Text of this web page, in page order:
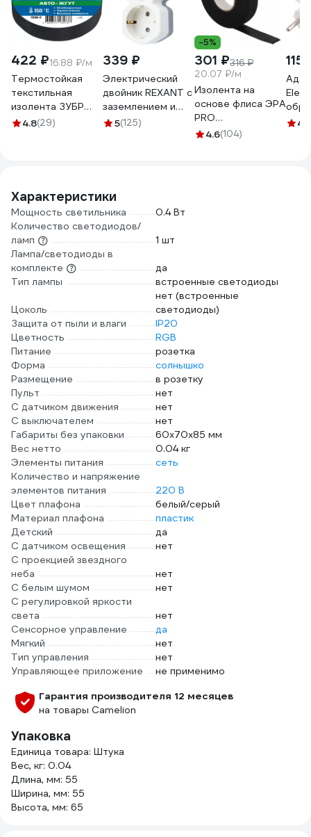
422 ₽16.88 ₽/м
Термостойкая
текстильная
изолента ЗУБР
Авто-Жгут 19 мм х
4.8(29)
339 ₽
Электрический
двойник REXANT с
заземлением и
защитными
5(125)
-5%
301 ₽316 ₽
20.07 ₽/м
Изолента на
основе флиса ЭРА
PRO
PROFLEEC1915 19
4.6(104)
115
4.8
Характеристики
Мощность светильника
0.4 Вт
Количество светодиодов/
ламп
1 шт
Лампа/светодиоды в
комплекте
да
Тип лампы
встроенные светодиоды
Цоколь
нет (встроенные
светодиоды)
Защита от пыли и влаги
IP20
Цветность
RGB
Питание
розетка
Форма
солнышко
Размещение
в розетку
Пульт
нет
С датчиком движения
нет
С выключателем
нет
Габариты без упаковки
60х70х85 мм
Вес нетто
0.04 кг
Элементы питания
сеть
Количество и напряжение
элементов питания
220 В
Цвет плафона
белый/серый
Материал плафона
пластик
Детский
да
С датчиком освещения
нет
С проекцией звездного
неба
нет
С белым шумом
нет
С регулировкой яркости
света
нет
Сенсорное управление
да
Мягкий
нет
Тип управления
нет
Управляющее приложение
не применимо
Гарантия производителя 12 месяцев
на товары Camelion
Упаковка
Единица товара: Штука
Вес, кг: 0.04
Длина, мм: 55
Ширина, мм: 55
Высота, мм: 65